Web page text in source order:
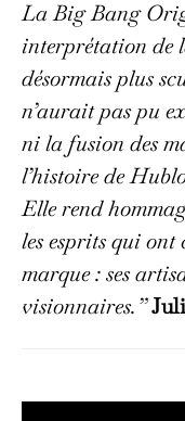
La Big Bang
interprétation
désormais plus
n’aurait pas pu
ni la fusion des
l’histoire de
Elle rend
les esprits qui
marque : ses
visionnaires.”